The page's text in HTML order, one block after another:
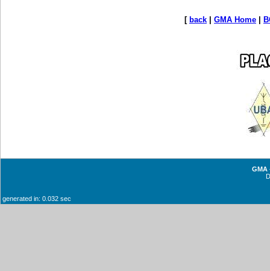
[ back GMA Home
GMA
generated in: 0.032 sec